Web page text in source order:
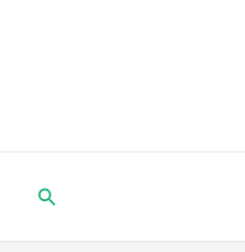
Rechercher